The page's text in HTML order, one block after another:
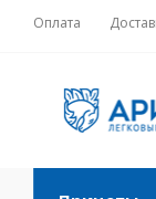
Оплата